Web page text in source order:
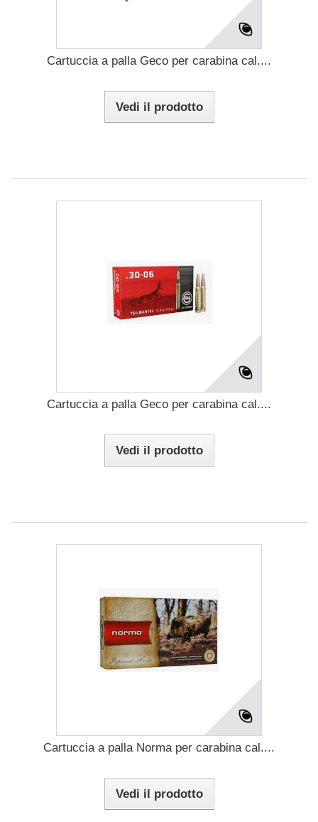
Cartuccia a palla Geco per carabina cal....
Vedi il prodotto
Cartuccia a palla Geco per carabina cal....
Vedi il prodotto
Cartuccia a palla Norma per carabina cal....
Vedi il prodotto